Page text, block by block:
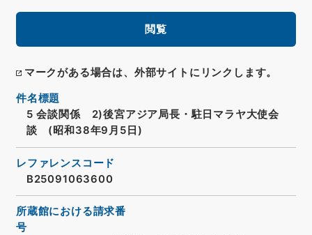
閲覧
マークがある場合は、外部サイトにリンクします。
件名標題
5 会談関係 2)後宮アジア局長・駐日マラヤ大使会
談 (昭和38年9月5日)
レファレンスコード
B25091063600
所蔵館における請求番
号